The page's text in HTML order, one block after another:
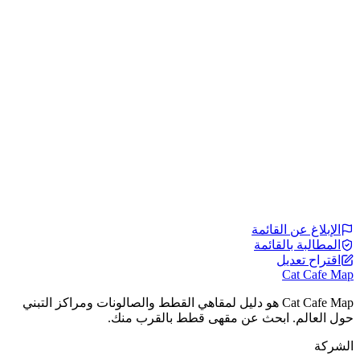
الإبلاغ عن القائمة
المطالبة بالقائمة
اقتراح تعديل
Cat Cafe Map
Cat Cafe Map هو دليل لمقاهي القطط والصالونات ومراكز التبني
حول العالم. ابحث عن مقهى قطط بالقرب منك.
الشركة